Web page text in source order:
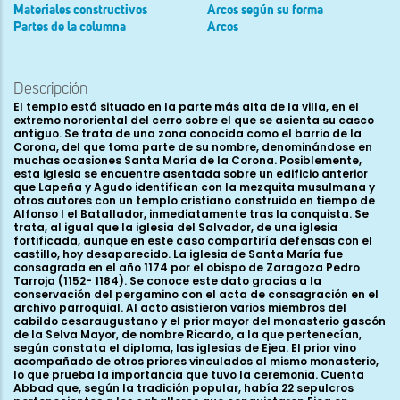
Materiales constructivos
Partes de la columna
Arcos según su forma
Arcos
Descripción
El templo está situado en la parte más alta de la villa, en el extremo nororiental del cerro sobre el que se asienta su casco antiguo. Se trata de una zona conocida como el barrio de la Corona, del que toma parte de su nombre, denominándose en muchas ocasiones Santa María de la Corona. Posiblemente, esta iglesia se encuentre asentada sobre un edificio anterior que Lapeña y Agudo identifican con la mezquita musulmana y otros autores con un templo cristiano construido en tiempo de Alfonso I el Batallador, inmediatamente tras la conquista. Se trata, al igual que la iglesia del Salvador, de una iglesia fortificada, aunque en este caso compartiría defensas con el castillo, hoy desaparecido. La iglesia de Santa María fue consagrada en el año 1174 por el obispo de Zaragoza Pedro Tarroja (1152- 1184). Se conoce este dato gracias a la conservación del pergamino con el acta de consagración en el archivo parroquial. Al acto asistieron varios miembros del cabildo cesaraugustano y el prior mayor del monasterio gascón de la Selva Mayor, de nombre Ricardo, a la que pertenecían, según constata el diploma, las iglesias de Ejea. El prior vino acompañado de otros priores vinculados al mismo monasterio, lo que prueba la importancia que tuvo la ceremonia. Cuenta Abbad que, según la tradición popular, había 22 sepulcros pertenecientes a los caballeros que conquistaron Ejea en tiempo de Alfonso I el Batallador, en la necrópolis yuxtapuesta a la iglesia. Según el mismo autor, otros 16 se encontraban en el cementerio de la otra iglesia románica de la villa, la del Salvador. La iglesia de Santa María fue declarada Bien de Interés Cultural, en la categoría de Monumento, por el Gobierno de Aragón, según el decreto 3455/1983, de 7 de diciembre. Algunas modificaciones realizadas en momentos posteriores al de su fábrica inicial transformaron levemente la fisonomía del edificio. En el siglo XVI se le agregó una capilla en la cabecera, en el lado meridional, cuadrada y cubierta con bóveda de crucería, que actualmente recibe la función de sacristía. Los cuerpos superiores de la torre del ángulo suroeste fueron añadidos en la segunda mitad del siglo XVII. La fachada de los pies es fruto de una intervención a comienzos del siglo XVIII, siguiendo esquemas barrocos. El conjunto fue restaurado entre 1971 y 1979 ya que su estado amenazaba ruina y se encontraba cerrada al público. Tras unas obras recientes de acondicionamiento en la plaza de Santa María, salieron a la luz unos arcos apuntados correspondientes al siglo XIV. Todo indica que pertenecen a la base del camino de ronda que existió durante mucho tiempo alrededor del ábside de la iglesia, que formaba parte del castillo. Finalmente, en el año 1996 se restauró la torre. Su planta presenta un esquema rectangular, de nave única dividida en cinco tramos, rematada en ábside poligonal de cinco paños orientado al Este. Presenta varias capillas laterales entre los contrafuertes, excavadas en los propios muros románicos a modo de arcosolios, tiene coro en alto añadido en el tramo de los pies y una torre en el ángulo suroccidental. El templo alcanza una longitud de 37,70 m y una anchura de 8,95 m. Se accede al interior mediante dos puertas, una de líneas barrocas ubicada a los pies de la iglesia y otra románica, en el segundo tramo del muro sur. De los ventanales originales que abrían en cada paño del ábside tan sólo queda uno visible al interior, el del lado norte, ya que los tres más centrales quedan ocultos por el retablo, y el del lado sur fue eliminado al abrir en esta zona una capilla. Todos son aspillerados al exterior y con un fuerte derrame hacia el interior. Una moldura horizontal abocelada marca su línea de colocación y otra en curva enmarca los arcos formados por el abocinamiento y enlaza con los cimacios, que se adornan en su parte superior con dientes de sierra. En el registro superior del muro de los pies abren otros dos vanos de iluminación realizados en el mismo momento que la portada barroca. El edificio está construido enteramente en piedra sillar perfectamente trabajada, distribuida en hiladas bastante regulares de unos 30 cm de grosor. Existen en todos sus muros exteriores bastantes marcas de cantero, entre las que encontramos diversas flechas, triángulos y formas en X, L y A entrelazadas. La nave está cubierta por una bóveda de cañón apuntado, reforzada por arcos fajones que apean sobre triples columnas adosadas a pilastras. El ábside poligonal se cubre con una bóveda de horno reforzada por cuatro nervios de triple baquetón que convergen en el arco de embocadura y descansan en las columnas de los ángulos de cada paño. Estas columnas cuentan con capiteles muy sencillos, ornamentados con esquematización de formas vegetales digitadas, en ocasiones con volutas en su parte alta y adelgazamiento liso en la inferior. Se trata de un esquema ornamental que hace evolucionar motivos propios del pleno románico. Bajo ellos, los muros acogen dobles arcadas ciegas que continuarían en, al menos, el siguiente tramo de la nave, a juzgar por los fragmentos de capiteles que han permanecido a pesar del vaciado de los muros, necesario para abrir las capillas laterales. Abundan las piezas talladas rehechas durante las restauraciones del siglo xx. El arco de acceso a la cabecera tiene una configuración diferente a la de los fajones, al apear sobre columnas dobles adosadas directamente al muro, sin pilastras, sobre las que se dispone el arco, con una moldura cóncava en su lado oeste y con dos baquetones imitando los de los nervios de la bóveda del ábside en la cara oriental. El resto de fajones de la nave son triples y también presentan la peculiar moldura cóncava en sus aristas. En la parte superior del alzado exterior, todo el perímetro de la iglesia cuenta con una estructura defensiva compuesta por un antepecho pétreo, en el que abren saeteras, por encima del nivel de las cubiertas. A esto hay que añadir el remate con almenas en la zona del ábside y el lado norte, al contrario que en el lado sur, en donde se han debido de perder o no consideraron necesario colocarlas por dar al interior del recinto fortificado. Bajo las almenas se dispone una cornisa baquetonada, sustentada por modillones de rollos con diversa decoración geométrica en algunos casos y lisos en otros. Los muros exteriores están interrumpidos por potentes contrafuertes, coincidentes con las pilastras interiores, interrumpidos por una imposta colocada a media altura, que queda por encima de los vanos del ábside y rodea el edificio hasta las dos portadas. Por debajo de ella, al nivel del suelo de la iglesia, se dispone otra imposta con decoración en zigzag a lo largo de la cabecera. En los muros del ábside se aprecian todavía restos de los mechinales que servían para sustentar el camino de ronda que debía de rodear la cabecera de la iglesia, encarando el desnivel de la vertiente oriental del terreno. El alzado interior transmite la impresión de conservar el aspecto originario de la primitiva iglesia románica, salvo por algunas portadas que se añadieron a las capillas y el retablo mayor que oculta parte del ábside. Los capiteles de las columnas de la nave no presentan decoración, al contrario que los cimacios, que muestran diversos motivos a base de roleos y estilizaciones vegetales. Por encima de ellos, una línea de impostas separa los muros y el arranque de las bóvedas; es la prolongación de la que hemos descrito en el perímetro absidal coronando la parte alta de sus ventanas. En algunos momentos se adivina en ella una decoración en zigzag, aunque la mayor parte de su superficie es lisa. La portada sur, abierta en el segundo tramo de la nave, era el acceso original del templo. Se encuentra cobijada bajo un pequeño tejaroz, aunque debía de existir un pórtico anteriormente que, según Abbad, era posterior a la fábrica románica. Mide, desde el exterior de los contrafuertes laterales, un total de 9 m. La luz del arco externo es de 5,29 m, y la del vano de acceso de 1,90 m. Se configura por medio de cuatro arquivoltas de medio punto: la interna con un baquetón enmarcado por chaflanes recorridos por una cinta en zigzag; la siguiente con tres boceles también en zigzag; la tercera con dovelas decoradas con boceles en aspa que al juntarse diseñan rombos; y la externa lisa. Las arquivoltas apean sobre cuatro columnas de fuste cilíndrico a cada lado, entre las cuales se disponen otras columnillas de menor diámetro labradas en las esquinas de los sillares. Las columnas principales tienen fuste monolítico y presentan diversa decoración. Comenzando por la externa del lado oeste encontramos una pieza muy deteriorada, aunque aún son visibles dos estrías verticales que recorren su fuste; la siguiente hacia el interior presenta un baquetonado helicoidal muy efectista; en la tercera se combinan cintas entrelazadas diseñando rombos alternativamente mayores y menores que se completan con motivos vegetales en forma de vainas; la interior de este lado está repleta de pequeñas circunferencias con decoración a base de puntos y aspas. En el lado oriental, de exterior a interior, podemos contemplar una decoración a base de cintas en losange entrelazadas con roleos en la primera; en la segunda se dispone un motivo parecido al anterior pero más sencillo puesto que las hojas brotan de las propias cintas zigzagueantes; la tercera presenta otro fuste torso pero no con baquetones sino con listeles que alternan distintas fórmulas geométricas en superficie (cintas en zigzag, losangeados, semicírculos, etc.) y la interna es completamente lisa. Todas ellas tienen capiteles en un estado bastante deteriorado. Siguiendo el mismo orden, el capitel externo del lado occidental presenta una decoración a base de palmetas estilizadas inscritas en tallos y contrapuestas arriba y abajo; el siguiente está dividido en tres bandas lisas horizontales; el tercero vuelve a tener palmetas inscritas combinadas con hojas; y el cuarto presenta una decoración similar al anterior, salvo por estar di